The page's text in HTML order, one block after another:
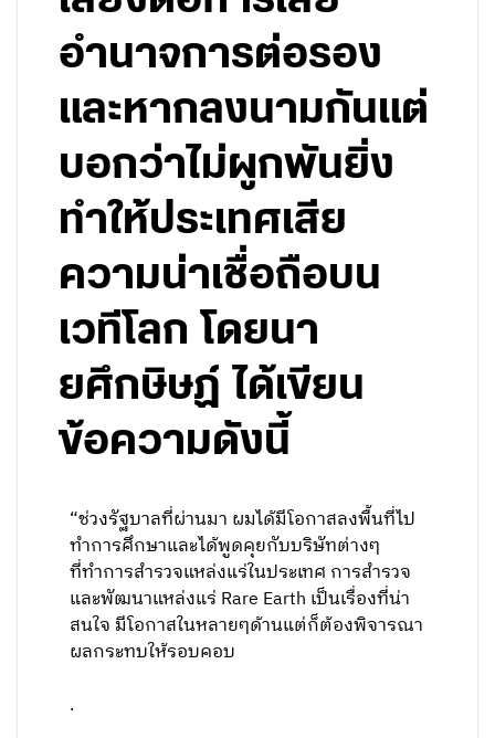
อำนาจการต่อรอง
และหากลงนามกันแต่
บอกว่าไม่ผูกพันยิ่ง
ทำให้ประเทศเสีย
ความน่าเชื่อถือบน
เวทีโลก โดยนา
ยศึกษิษฏ์ ได้เขียน
ข้อความดังนี้
“ช่วงรัฐบาลที่ผ่านมา ผมได้มีโอกาสลงพื้นที่ไป
ทำการศึกษาและได้พูดคุยกับบริษัทต่างๆ
ที่ทำการสำรวจแหล่งแร่ในประเทศ การสำรวจ
และพัฒนาแหล่งแร่ Rare Earth เป็นเรื่องที่น่า
สนใจ มีโอกาสในหลายๆด้านแต่ก็ต้องพิจารณา
ผลกระทบให้รอบคอบ
.